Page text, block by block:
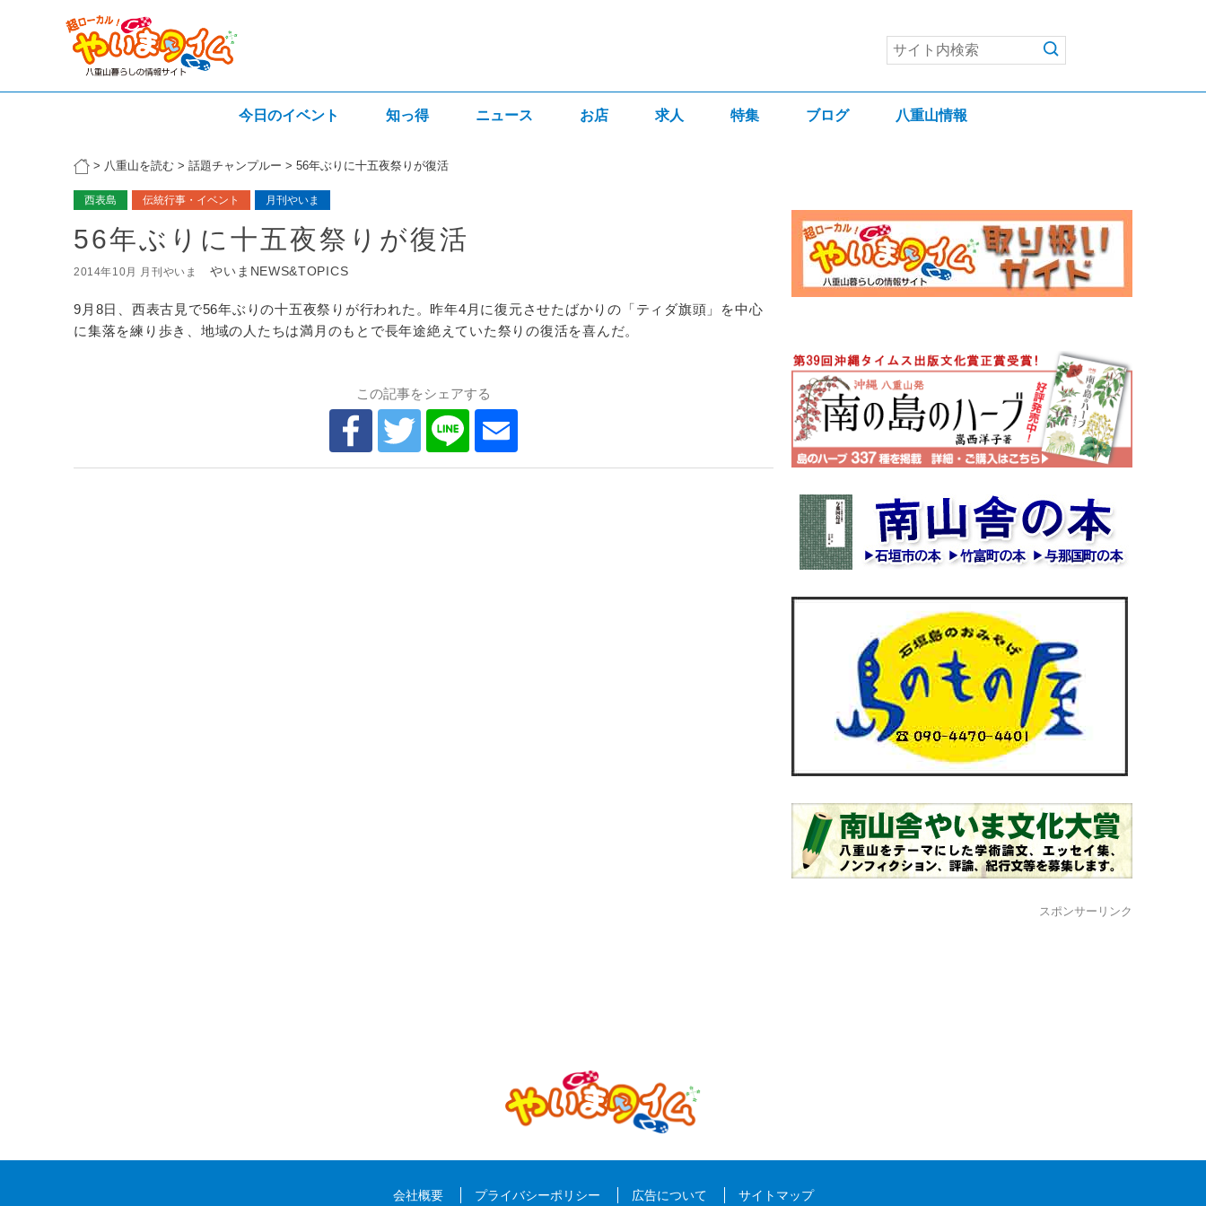
今日のイベント 知っ得 ニュース お店 求人 特集 ブログ 八重山情報
> 八重山を読む > 話題チャンプルー > 56年ぶりに十五夜祭りが復活
西表島 伝統行事・イベント 月刊やいま
56年ぶりに十五夜祭りが復活
2014年10月 月刊やいま やいまNEWS&TOPICS
9月8日、西表古見で56年ぶりの十五夜祭りが行われた。昨年4月に復元させたばかりの「ティダ旗頭」を中心
に集落を練り歩き、地域の人たちは満月のもとで長年途絶えていた祭りの復活を喜んだ。
この記事をシェアする
スポンサーリンク
会社概要 プライバシーポリシー 広告について サイトマップ